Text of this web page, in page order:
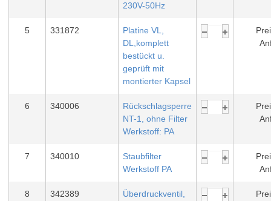
230V-50Hz
5 331872
Platine VL,
DL,komplett
bestückt u.
geprüft mit
montierter Kapsel
6 340006
Rückschlagsperre
NT-1, ohne Filter
Werkstoff: PA
7 340010
Staubfilter
Werkstoff PA
8 342389
Überdruckventil,